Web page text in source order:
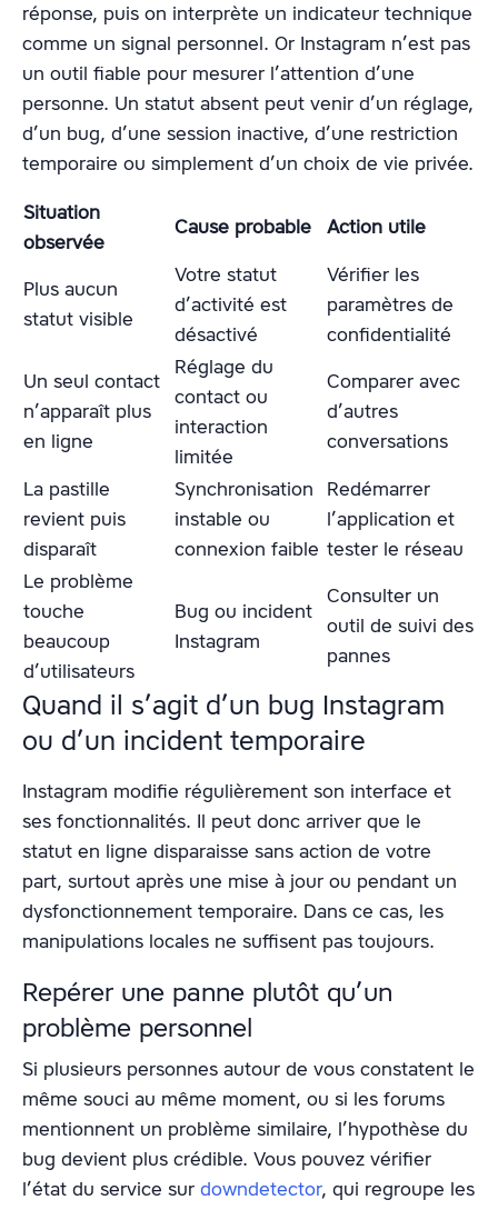
réponse, puis on interprète un indicateur technique
comme un signal personnel. Or Instagram n’est pas
un outil fiable pour mesurer l’attention d’une
personne. Un statut absent peut venir d’un réglage,
d’un bug, d’une session inactive, d’une restriction
temporaire ou simplement d’un choix de vie privée.
Situation
observée
Cause probable Action utile
Plus aucun
statut visible
Votre statut
d’activité est
désactivé
Vérifier les
paramètres de
confidentialité
Un seul contact
n’apparaît plus
en ligne
Réglage du
contact ou
interaction
limitée
Comparer avec
d’autres
conversations
La pastille
revient puis
disparaît
Synchronisation
instable ou
connexion faible
Redémarrer
l’application et
tester le réseau
Le problème
touche
beaucoup
d’utilisateurs
Bug ou incident
Instagram
Consulter un
outil de suivi des
pannes
Quand il s’agit d’un bug Instagram
ou d’un incident temporaire
Instagram modifie régulièrement son interface et
ses fonctionnalités. Il peut donc arriver que le
statut en ligne disparaisse sans action de votre
part, surtout après une mise à jour ou pendant un
dysfonctionnement temporaire. Dans ce cas, les
manipulations locales ne suffisent pas toujours.
Repérer une panne plutôt qu’un
problème personnel
Si plusieurs personnes autour de vous constatent le
même souci au même moment, ou si les forums
mentionnent un problème similaire, l’hypothèse du
bug devient plus crédible. Vous pouvez vérifier
l’état du service sur downdetector, qui regroupe les